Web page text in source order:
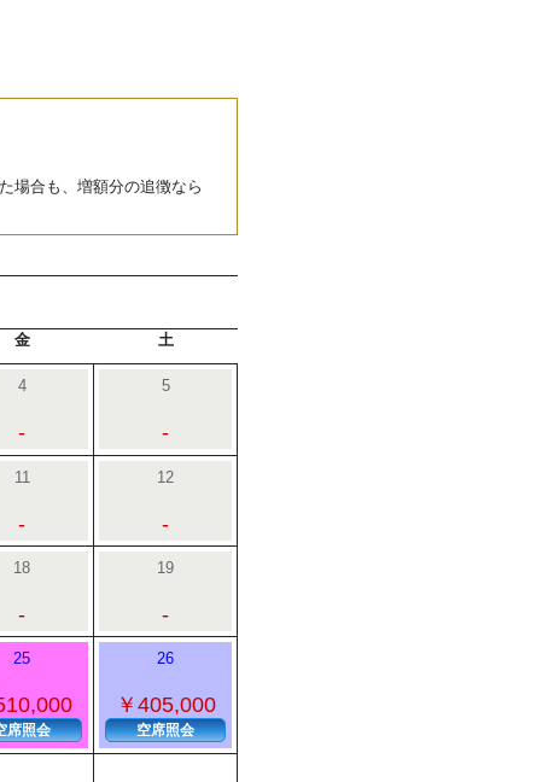
場合も、増額分の追徴なら
金 土
4
-
5
-
11
-
12
-
18
-
19
-
25
席照会
26
￥405,000
空席照会